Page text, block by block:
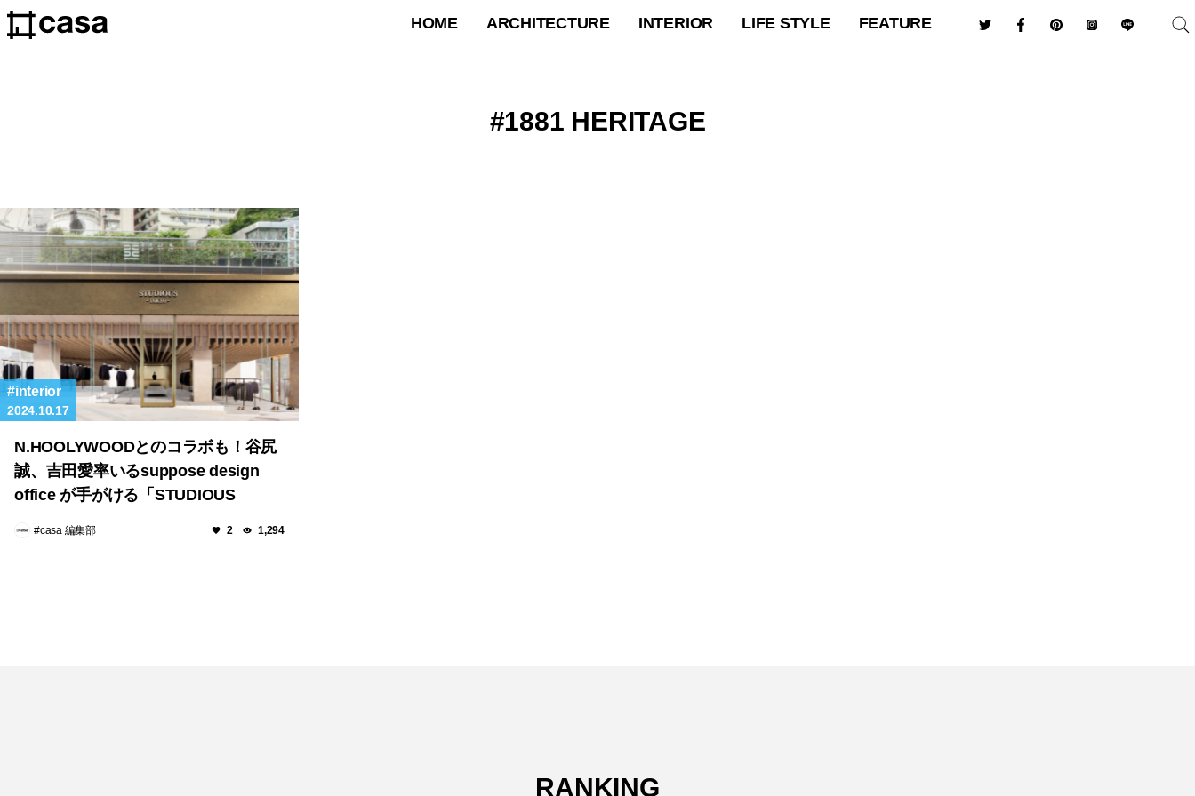
HOME ARCHITECTURE INTERIOR LIFE STYLE FEATURE
1881 HERITAGE
interior
2024.10.17
N.HOOLYWOODとのコラボも！谷尻
誠、吉田愛率いるsuppose design
office が手がける「STUDIOUS
#casa 編集部 2 1,294
RANKING